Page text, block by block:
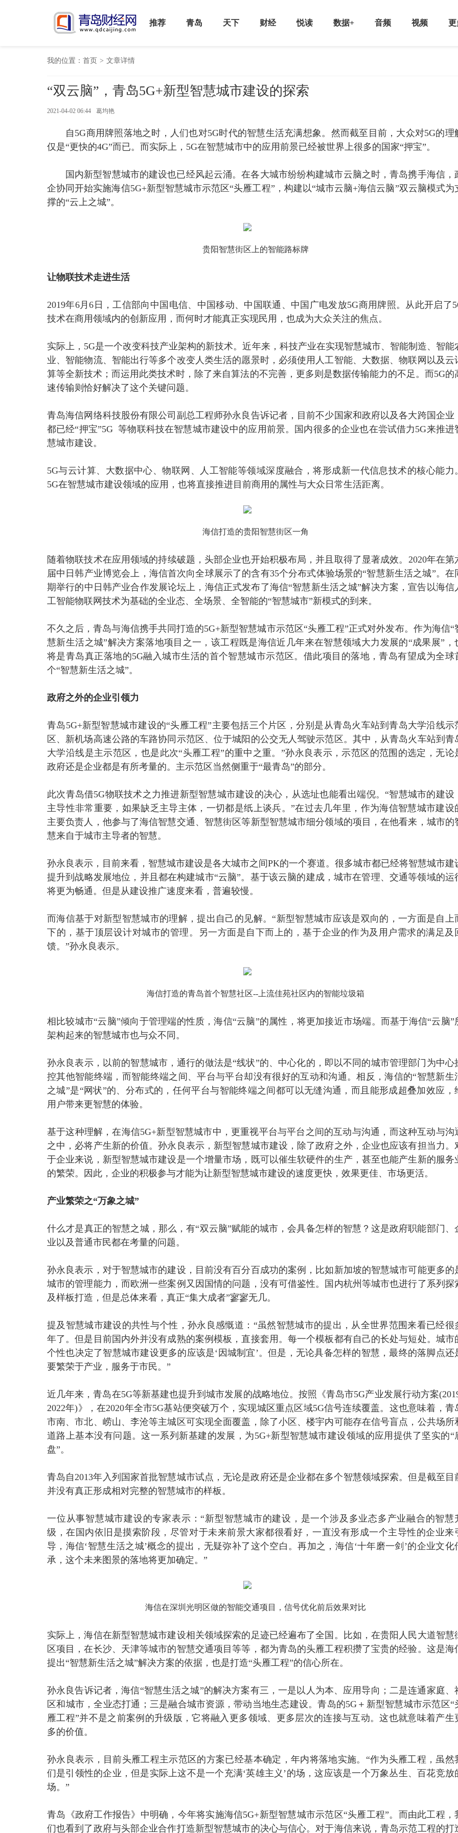
推荐 青岛 天下 财经 悦读 数据+ 音频 视频 更
我的位置： 首页 > 文章详情
“双云脑”，青岛5G+新型智慧城市建设的探索
2021-04-02 06:44 葛均艳
自5G商用牌照落地之时，人们也对5G时代的智慧生活充满想象。然而截至目前，大众对5G的理
仅是“更快的4G”而已。而实际上，5G在智慧城市中的应用前景已经被世界上很多的国家“押宝”。
国内新型智慧城市的建设也已经风起云涌。在各大城市纷纷构建城市云脑之时，青岛携手海信，
企协同开始实施海信5G+新型智慧城市示范区“头雁工程”，构建以“城市云脑+海信云脑”双云脑模式为
撑的“云上之城”。
贵阳智慧街区上的智能路标牌
让物联技术走进生活
2019年6月6日，工信部向中国电信、中国移动、中国联通、中国广电发放5G商用牌照。从此开启了
技术在商用领域内的创新应用，而何时才能真正实现民用，也成为大众关注的焦点。
实际上，5G是一个改变科技产业架构的新技术。近年来，科技产业在实现智慧城市、智能制造、智能
业、智能物流、智能出行等多个改变人类生活的愿景时，必须使用人工智能、大数据、物联网以及云
算等全新技术；而运用此类技术时，除了来自算法的不完善，更多则是数据传输能力的不足。而5G的
速传输则恰好解决了这个关键问题。
青岛海信网络科技股份有限公司副总工程师孙永良告诉记者，目前不少国家和政府以及各大跨国企业
都已经“押宝”5G 等物联科技在智慧城市建设中的应用前景。国内很多的企业也在尝试借力5G来推进
慧城市建设。
5G与云计算、大数据中心、物联网、人工智能等领域深度融合，将形成新一代信息技术的核心能力。
5G在智慧城市建设领域的应用，也将直接推进目前商用的属性与大众日常生活距离。
海信打造的贵阳智慧街区一角
随着物联技术在应用领域的持续破题，头部企业也开始积极布局，并且取得了显著成效。2020年在第
届中日韩产业博览会上，海信首次向全球展示了的含有35个分布式体验场景的“智慧新生活之城”。在
期举行的中日韩产业合作发展论坛上，海信正式发布了海信“智慧新生活之城”解决方案，宣告以海信
工智能物联网技术为基础的全业态、全场景、全智能的“智慧城市”新模式的到来。
不久之后，青岛与海信携手共同打造的5G+新型智慧城市示范区“头雁工程”正式对外发布。作为海信“
慧新生活之城”解决方案落地项目之一，该工程既是海信近几年来在智慧领域大力发展的“成果展”，
将是青岛真正落地的5G融入城市生活的首个智慧城市示范区。借此项目的落地，青岛有望成为全球
个“智慧新生活之城”。
政府之外的企业引领力
青岛5G+新型智慧城市建设的“头雁工程”主要包括三个片区，分别是从青岛火车站到青岛大学沿线示
区、新机场高速公路的车路协同示范区、位于城阳的公交无人驾驶示范区。其中，从青岛火车站到青
大学沿线是主示范区，也是此次“头雁工程”的重中之重。”孙永良表示，示范区的范围的选定，无论
政府还是企业都是有所考量的。主示范区当然侧重于“最青岛”的部分。
此次青岛借5G物联技术之力推进新型智慧城市建设的决心，从选址也能看出端倪。“智慧城市的建设
主导性非常重要，如果缺乏主导主体，一切都是纸上谈兵。”在过去几年里，作为海信智慧城市建设
主要负责人，他参与了海信智慧交通、智慧街区等新型智慧城市细分领域的项目，在他看来，城市的
慧来自于城市主导者的智慧。
孙永良表示，目前来看，智慧城市建设是各大城市之间PK的一个赛道。很多城市都已经将智慧城市建
提升到战略发展地位，并且都在构建城市“云脑”。基于该云脑的建成，城市在管理、交通等领域的运
将更为畅通。但是从建设推广速度来看，普遍较慢。
而海信基于对新型智慧城市的理解，提出自己的见解。“新型智慧城市应该是双向的，一方面是自上
下的，基于顶层设计对城市的管理。另一方面是自下而上的，基于企业的作为及用户需求的满足及
馈。”孙永良表示。
海信打造的青岛首个智慧社区--上流佳苑社区内的智能垃圾箱
相比较城市“云脑”倾向于管理端的性质，海信“云脑”的属性，将更加接近市场端。而基于海信“云脑”
架构起来的智慧城市也与众不同。
孙永良表示，以前的智慧城市，通行的做法是“线状”的、中心化的，即以不同的城市管理部门为中心
控其他智能终端，而智能终端之间、平台与平台却没有很好的互动和沟通。相反，海信的“智慧新生
之城”是“网状”的、分布式的，任何平台与智能终端之间都可以无缝沟通，而且能形成超叠加效应，
用户带来更智慧的体验。
基于这种理解，在海信5G+新型智慧城市中，更重视平台与平台之间的互动与沟通，而这种互动与沟
之中，必将产生新的价值。孙永良表示，新型智慧城市建设，除了政府之外，企业也应该有担当力。
于企业来说，新型智慧城市建设是一个增量市场，既可以催生软硬件的生产，甚至也能产生新的服务
的繁荣。因此，企业的积极参与才能为让新型智慧城市建设的速度更快，效果更佳、市场更活。
产业繁荣之“万象之城”
什么才是真正的智慧之城，那么，有“双云脑”赋能的城市，会具备怎样的智慧？这是政府职能部门、
业以及普通市民都在考量的问题。
孙永良表示，对于智慧城市的建设，目前没有百分百成功的案例，比如新加坡的智慧城市可能更多的
城市的管理能力，而欧洲一些案例又因国情的问题，没有可借鉴性。国内杭州等城市也进行了系列探
及样板打造，但是总体来看，真正“集大成者”寥寥无几。
提及智慧城市建设的共性与个性，孙永良感慨道：“虽然智慧城市的提出，从全世界范围来看已经很
年了。但是目前国内外并没有成熟的案例模板，直接套用。每一个模板都有自己的长处与短处。城市
个性也决定了智慧城市建设更多的应该是‘因城制宜’。但是，无论具备怎样的智慧，最终的落脚点还
要繁荣于产业，服务于市民。”
近几年来，青岛在5G等新基建也提升到城市发展的战略地位。按照《青岛市5G产业发展行动方案
2022年)》，在2020年全市5G基站便突破万个，实现城区重点区域5G信号连续覆盖。这也意味着，青
市南、市北、崂山、李沧等主城区可实现全面覆盖，除了小区、楼宇内可能存在信号盲点，公共场所
道路上基本没有问题。这一系列新基建的发展，为5G+新型智慧城市建设领域的应用提供了坚实的“
盘”。
青岛自2013年入列国家首批智慧城市试点，无论是政府还是企业都在多个智慧领域探索。但是截至目
并没有真正形成相对完整的智慧城市的样板。
一位从事智慧城市建设的专家表示：“新型智慧城市的建设，是一个涉及多业态多产业融合的智慧
级，在国内依旧是摸索阶段，尽管对于未来前景大家都很看好，一直没有形成一个主导性的企业来
导，海信‘智慧生活之城’概念的提出，无疑弥补了这个空白。再加之，海信‘十年磨一剑’的企业文化
承，这个未来图景的落地将更加确定。”
海信在深圳光明区做的智能交通项目，信号优化前后效果对比
实际上，海信在新型智慧城市建设相关领域探索的足迹已经遍布了全国。比如，在贵阳人民大道智慧
区项目，在长沙、天津等城市的智慧交通项目等等，都为青岛的头雁工程积攒了宝贵的经验。这是海
提出“智慧新生活之城”解决方案的依据，也是打造“头雁工程”的信心所在。
孙永良告诉记者，海信“智慧生活之城”的解决方案有三，一是以人为本、应用导向；二是连通家庭、
区和城市，全业态打通；三是融合城市资源，带动当地生态建设。青岛的5G＋新型智慧城市示范区“
雁工程”并不是之前案例的升级版，它将融入更多领域、更多层次的连接与互动。这也就意味着产生
多的价值。
孙永良表示，目前头雁工程主示范区的方案已经基本确定，年内将落地实施。“作为头雁工程，虽然
们是引领性的企业，但是实际上这不是一个充满‘英雄主义’的场，这应该是一个万象丛生、百花竞放
场。”
青岛《政府工作报告》中明确，今年将实施海信5G+新型智慧城市示范区“头雁工程”。而由此工程，
们也看到了政府与头部企业合作打造新型智慧城市的决心与信心。对于海信来说，青岛示范工程的打